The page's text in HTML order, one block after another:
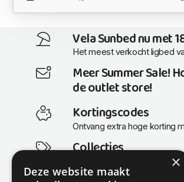
Vela Sunbed nu met
Het meest verkocht ligbed
Meer Summer Sale!
de outlet store!
Kortingscodes
Ontvang extra hoge korting
Collecties
Actuele en populaire collecties
×
Deze website maakt